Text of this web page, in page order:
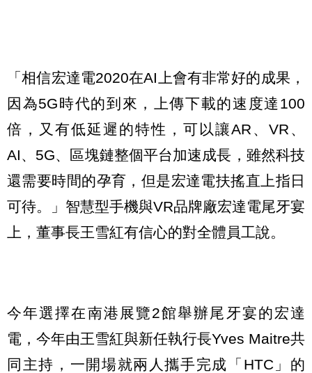
「相信宏達電2020在AI上會有非常好的成果，
因為5G時代的到來，上傳下載的速度達100
倍，又有低延遲的特性，可以讓AR、VR、
AI、5G、區塊鏈整個平台加速成長，雖然科技
還需要時間的孕育，但是宏達電扶搖直上指日
可待。」智慧型手機與VR品牌廠宏達電尾牙宴
上，董事長王雪紅有信心的對全體員工說。
今年選擇在南港展覽2館舉辦尾牙宴的宏達
電，今年由王雪紅與新任執行長Yves Maitre共
同主持，一開場就兩人攜手完成「HTC」的